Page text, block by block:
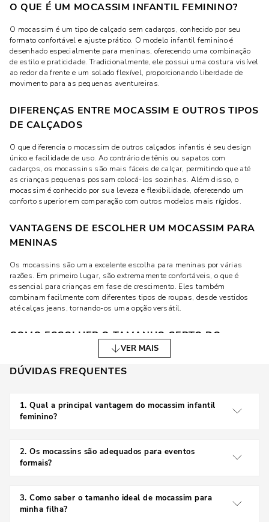
O QUE É UM MOCASSIM INFANTIL FEMININO?
O mocassim é um tipo de calçado sem cadarços, conhecido por seu
formato confortável e ajuste prático. O modelo infantil feminino é
desenhado especialmente para meninas, oferecendo uma combinação
de estilo e praticidade. Tradicionalmente, ele possui uma costura visível
ao redor da frente e um solado flexível, proporcionando liberdade de
movimento para as pequenas aventureiras.
DIFERENÇAS ENTRE MOCASSIM E OUTROS TIPOS
DE CALÇADOS
O que diferencia o mocassim de outros calçados infantis é seu design
único e facilidade de uso. Ao contrário de tênis ou sapatos com
cadarços, os mocassins são mais fáceis de calçar, permitindo que até
as crianças pequenas possam colocá-los sozinhas. Além disso, o
mocassim é conhecido por sua leveza e flexibilidade, oferecendo um
conforto superior em comparação com outros modelos mais rígidos.
VANTAGENS DE ESCOLHER UM MOCASSIM PARA
MENINAS
Os mocassins são uma excelente escolha para meninas por várias
razões. Em primeiro lugar, são extremamente confortáveis, o que é
essencial para crianças em fase de crescimento. Eles também
combinam facilmente com diferentes tipos de roupas, desde vestidos
até calças jeans, tornando-os uma opção versátil.
COMO ESCOLHER O TAMANHO CERTO DO
MOCASSIM INFANTIL FEMININO
Acertar no tamanho do calçado infantil pode parecer um desafio, mas
criança no final do dia, quando eles estão ligeiramente maiores devido
ao inchaço natural. Além disso, é importante deixar uma pequena folga
DICAS PARA MEDIR O PÉ DA CRIANÇA COM
Medir o pé da criança é uma tarefa simples. Coloque a criança em pé
sobre uma folha de papel e desenhe o contorno de ambos os pés. Meça
VER MAIS
DÚVIDAS FREQUENTES
1.Qual a principal vantagem do mocassim infantil
feminino?
além da facilidade de calçar e combinar com diferentes
roupas.
2.Os mocassins são adequados para eventos
formais?
são perfeitos para eventos formais, mantendo o
conforto sem perder a elegância.
3.Como saber o tamanho ideal de mocassim para
minha filha?